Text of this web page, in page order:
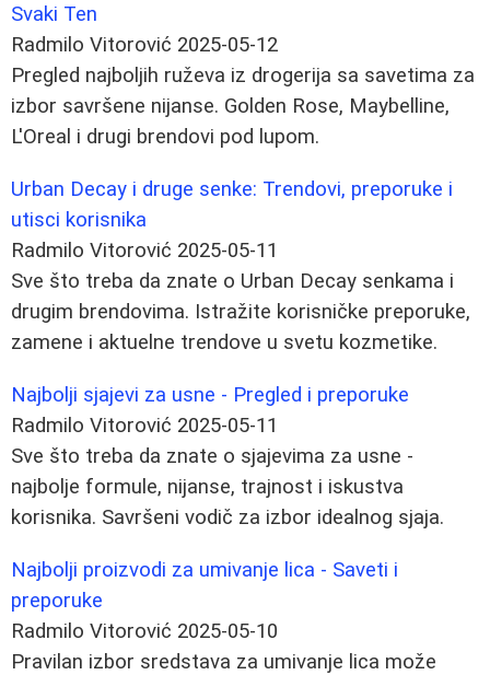
Svaki Ten
Radmilo Vitorović 2025-05-12
Pregled najboljih ruževa iz drogerija sa savetima za
izbor savršene nijanse. Golden Rose, Maybelline,
L'Oreal i drugi brendovi pod lupom.
Urban Decay i druge senke: Trendovi, preporuke i
utisci korisnika
Radmilo Vitorović 2025-05-11
Sve što treba da znate o Urban Decay senkama i
drugim brendovima. Istražite korisničke preporuke,
zamene i aktuelne trendove u svetu kozmetike.
Najbolji sjajevi za usne - Pregled i preporuke
Radmilo Vitorović 2025-05-11
Sve što treba da znate o sjajevima za usne -
najbolje formule, nijanse, trajnost i iskustva
korisnika. Savršeni vodič za izbor idealnog sjaja.
Najbolji proizvodi za umivanje lica - Saveti i
preporuke
Radmilo Vitorović 2025-05-10
Pravilan izbor sredstava za umivanje lica može